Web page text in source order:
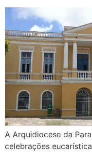
A Arquidiocese da
celebrações